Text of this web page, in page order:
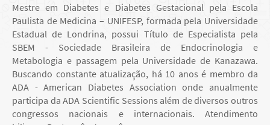
Mestre em Diabetes e Diabetes Gestacional pela Escola
Paulista de Medicina – UNIFESP, formada pela Universidade
Estadual de Londrina, possui Título de Especialista pela
SBEM - Sociedade Brasileira de Endocrinologia e
Metabologia e passagem pela Universidade de Kanazawa.
Buscando constante atualização, há 10 anos é membro da
ADA - American Diabetes Association onde anualmente
participa da ADA Scientific Sessions além de diversos outros
congressos nacionais e internacionais. Atendimento